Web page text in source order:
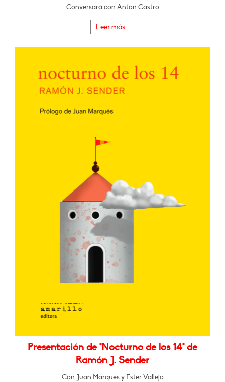
Conversará con Antón Castro
Leer más...
Presentación de "Nocturno de los 14" de
Ramón J. Sender
Con Juan Marqués y Ester Vallejo